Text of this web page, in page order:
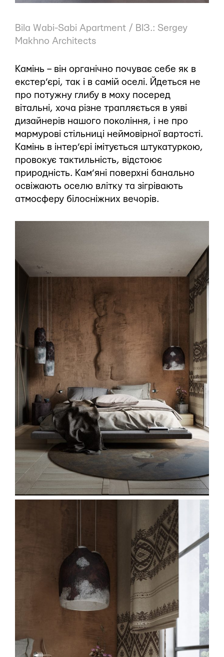
Bila Wabi-Sabi Apartment / ВІЗ.: Sergey
Makhno Architects
Камінь – він органічно почуває себе як в
екстер’єрі, так і в самій оселі. Йдеться не
про потужну глибу в моху посеред
вітальні, хоча різне трапляється в уяві
дизайнерів нашого покоління, і не про
мармурові стільниці неймовірної вартості.
Камінь в інтер’єрі імітується штукатуркою,
провокує тактильність, відстоює
природність. Кам’яні поверхні банально
освіжають оселю влітку та зігрівають
атмосферу білосніжних вечорів.